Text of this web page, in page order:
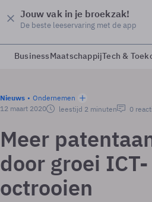
Jouw vak in je broekzak!
De beste leeservaring met de app
BusinessMaatschappijTech &
Nieuws
Ondernemen
12 maart 2020
leestijd 2 minuten 0
Meer
door groei ICT-
octrooien